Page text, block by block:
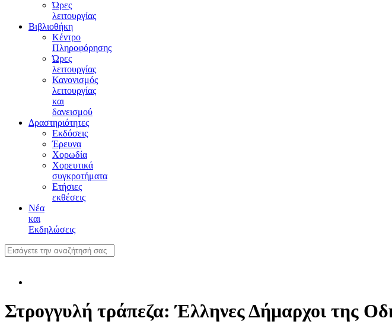
Ώρες
λειτουργίας
Βιβλιοθήκη
Κέντρο
Πληροφόρησης
Ώρες
λειτουργίας
Κανονισμός
λειτουργίας
και
δανεισμού
Δραστηριότητες
Εκδόσεις
Έρευνα
Χορωδία
Χορευτικά
συγκροτήματα
Ετήσιες
εκθέσεις
Νέα
και
Εκδηλώσεις
Στρογγυλή τράπεζα: Έλληνες Δήμαρχοι της